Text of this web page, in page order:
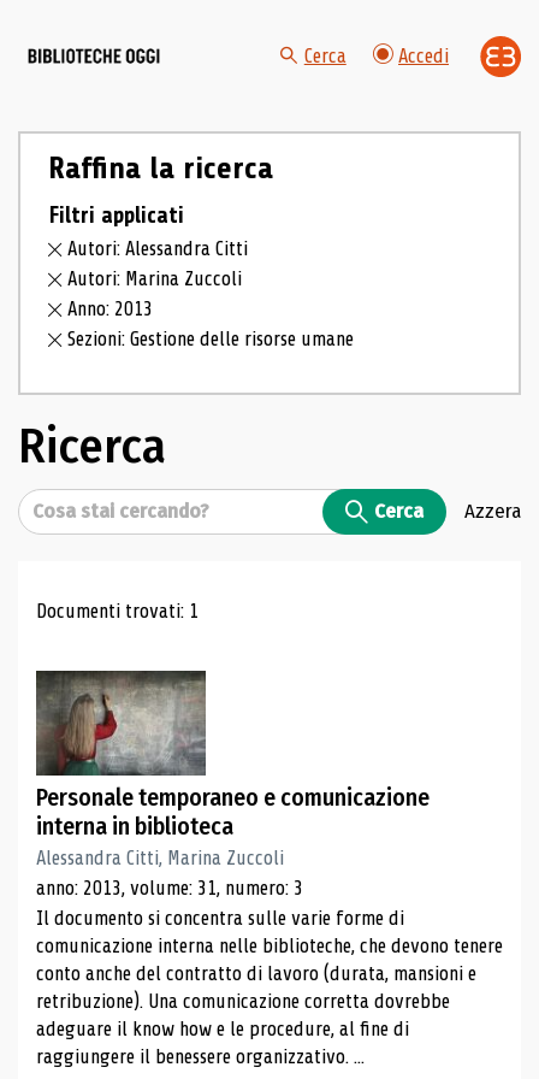
Cerca Accedi
Raffina la ricerca
Filtri applicati
Autori: Alessandra Citti
Autori: Marina Zuccoli
Anno: 2013
Sezioni: Gestione delle risorse umane
Ricerca
Cerca Cerca Azzera
Risultati di ricerca
Documenti trovati: 1
Personale temporaneo e comunicazione
interna in biblioteca
Alessandra Citti, Marina Zuccoli
anno: 2013, volume: 31, numero: 3
Il documento si concentra sulle varie forme di
comunicazione interna nelle biblioteche, che devono tenere
conto anche del contratto di lavoro (durata, mansioni e
retribuzione). Una comunicazione corretta dovrebbe
adeguare il know how e le procedure, al fine di
raggiungere il benessere organizzativo. ...